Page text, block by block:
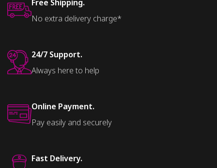
Free Shipping.
No extra delivery charge*
24/7 Support.
Always here to help
Online Payment.
Pay easily and securely
Fast Delivery.